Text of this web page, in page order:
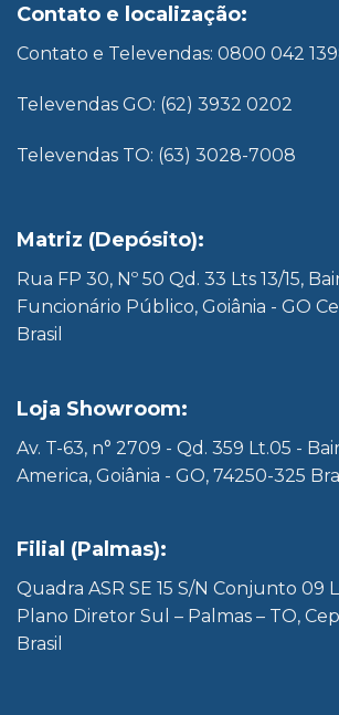
Contato e localização:
Contato e Televendas: 0800 042
Televendas GO: (62) 3932 0202
Televendas TO: (63) 3028-7008
Matriz (Depósito):
Rua FP 30, Nº 50 Qd. 33 Lts 13/15,
Funcionário Público, Goiânia - GO
Brasil
Loja Showroom:
Av. T-63, n° 2709 - Qd. 359 Lt.05 -
America, Goiânia - GO, 74250-325
Filial (Palmas):
Quadra ASR SE 15 S/N Conjunto 09
Plano Diretor Sul – Palmas – TO,
Brasil